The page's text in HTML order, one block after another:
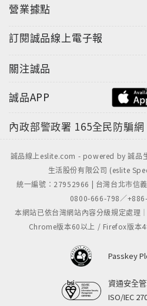
營業據點
訂閱誠品線上電子報
關注誠品
誠品APP
內政部警政署 165全民防騙網
誠品線上eslite.com - powered by 誠品
生活股份有限公司 (eslite
統一編號：27952966 | 台灣台北市信
0800-666-798／
本網站已依台灣網站內容分級規定處理
Chrome版本60以上 / Firefox版本
Passkey
資通安全
ISO/IEC